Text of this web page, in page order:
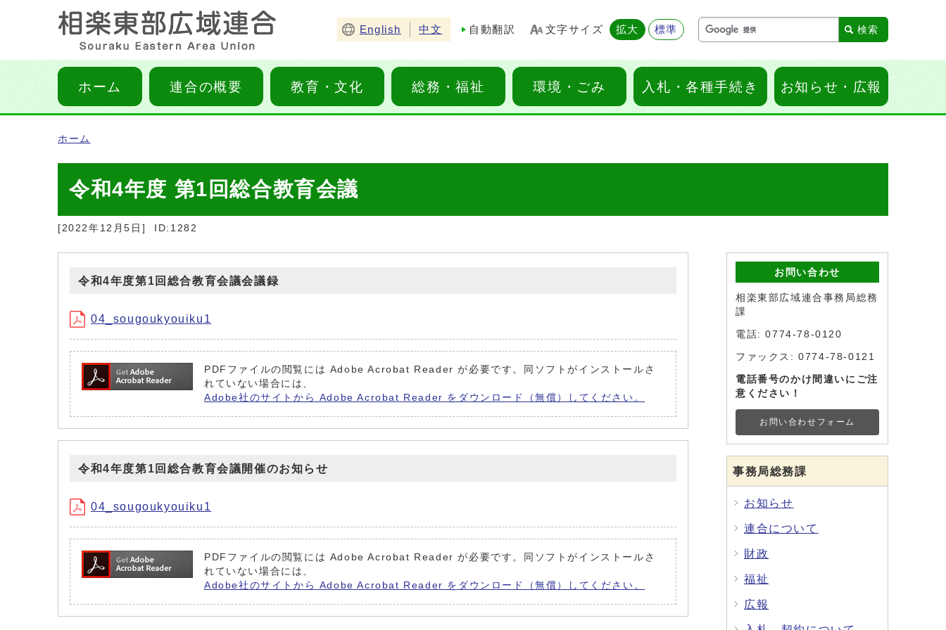
English 中文 自動翻訳 文字サイズ 拡大 標準
ホーム 連合の概要 教育・文化 総務・福祉 環境・ごみ 入札・各種手続き お知らせ・広報
ホーム
令和4年度 第1回総合教育会議
[2022年12月5日] ID:1282
令和4年度第1回総合教育会議会議録
04_sougoukyouiku1
PDFファイルの閲覧には Adobe Acrobat Reader が必要です。同ソフトがインストールさ
れていない場合には、
Adobe社のサイトから Adobe Acrobat Reader をダウンロード（無償）してください。
令和4年度第1回総合教育会議開催のお知らせ
04_sougoukyouiku1
PDFファイルの閲覧には Adobe Acrobat Reader が必要です。同ソフトがインストールさ
れていない場合には、
Adobe社のサイトから Adobe Acrobat Reader をダウンロード（無償）してください。
お問い合わせ
相楽東部広域連合事務局総務
課
電話: 0774-78-0120
ファックス: 0774-78-0121
電話番号のかけ間違いにご注
意ください！
お問い合わせフォーム
事務局総務課
お知らせ
連合について
財政
福祉
広報